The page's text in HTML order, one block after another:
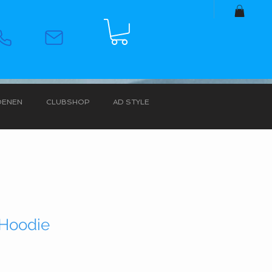
CLUBSHOP AD STYLE